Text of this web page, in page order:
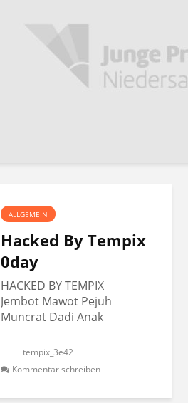
ALLGEMEIN
Hacked By Tempix
0day
HACKED BY TEMPIX
Jembot Mawot Pejuh
Muncrat Dadi Anak
tempix_3e42
Kommentar schreiben